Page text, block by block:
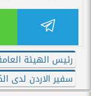
رئيس الهيئة
سفير الاردن لدى